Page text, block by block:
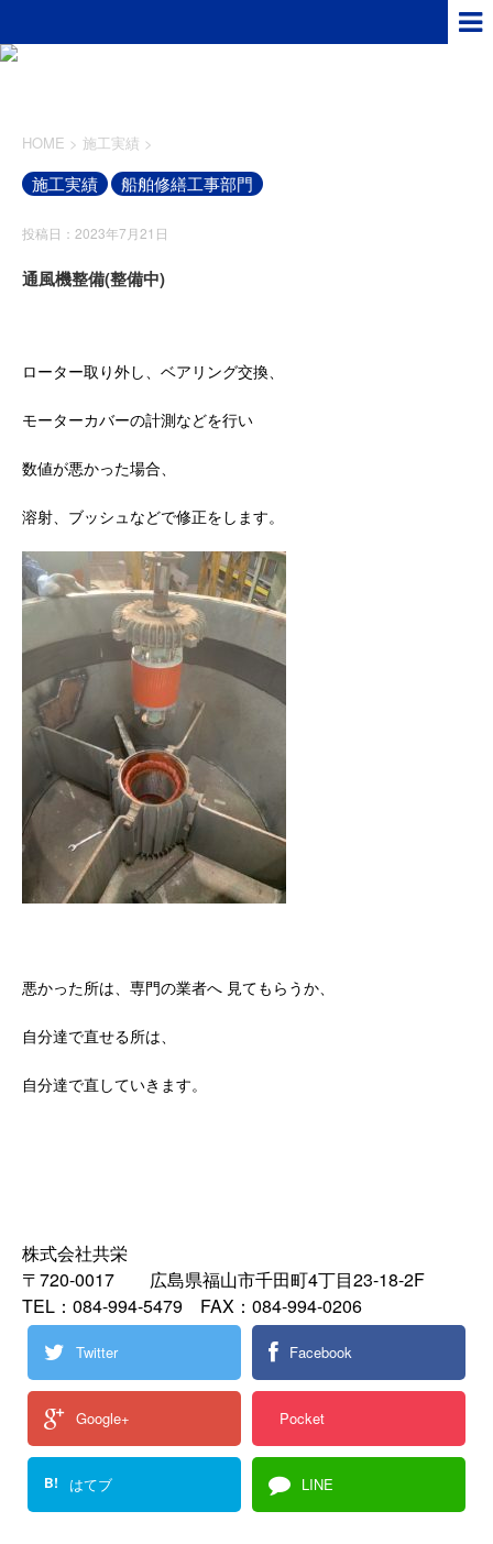
HOME > 施工実績 >
施工実績 船舶修繕工事部門
投稿日：2023年7月21日
通風機整備(整備中)
ローター取り外し、ベアリング交換、
モーターカバーの計測などを行い
数値が悪かった場合、
溶射、ブッシュなどで修正をします。
悪かった所は、専門の業者へ 見てもらうか、
自分達で直せる所は、
自分達で直していきます。
株式会社共栄
〒720-0017 広島県福山市千田町4丁目23-18-2F
TEL：084-994-5479 FAX：084-994-0206
Twitter Facebook
Google+ Pocket
B! はてブ LINE